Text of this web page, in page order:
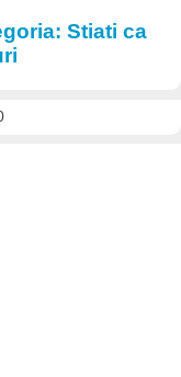
Stiati ca